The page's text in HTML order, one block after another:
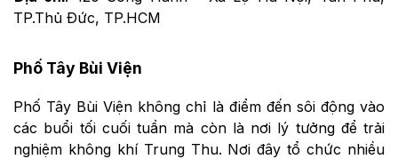
TP.Thủ Đức, TP.HCM
Phố Tây Bùi Viện
Phố Tây Bùi Viện không chỉ là điểm đến sôi động vào
các buổi tối cuối tuần mà còn là nơi lý tưởng để trải
nghiệm không khí Trung Thu. Nơi đây tổ chức nhiều